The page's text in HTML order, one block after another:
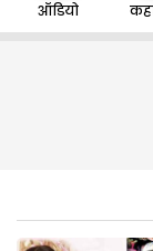
ऑडियो